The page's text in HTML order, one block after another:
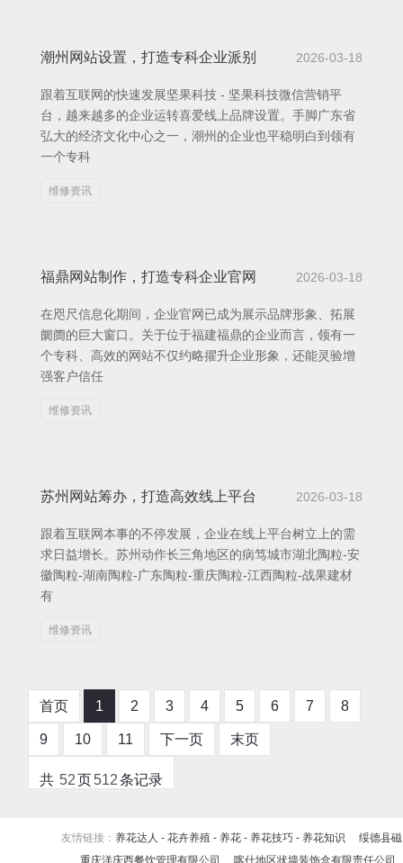
潮州网站设置，打造专科企业派别 2026-03-18
跟着互联网的快速发展坚果科技 - 坚果科技微信营销平
台，越来越多的企业运转喜爱线上品牌设置。手脚广东省
弘大的经济文化中心之一，潮州的企业也平稳明白到领有
一个专科
维修资讯
福鼎网站制作，打造专科企业官网 2026-03-18
在咫尺信息化期间，企业官网已成为展示品牌形象、拓展
阛阓的巨大窗口。关于位于福建福鼎的企业而言，领有一
个专科、高效的网站不仅约略擢升企业形象，还能灵验增
强客户信任
维修资讯
苏州网站筹办，打造高效线上平台 2026-03-18
跟着互联网本事的不停发展，企业在线上平台树立上的需
求日益增长。苏州动作长三角地区的病笃城市湖北陶粒-安
徽陶粒-湖南陶粒-广东陶粒-重庆陶粒-江西陶粒-战果建材
有
维修资讯
首页 1 2 3 4 5 6 7 8
9 10 11 下一页 末页
共 52页512条记录
友情链接： 养花达人 - 花卉养殖 - 养花 - 养花技巧 - 养花知识
绥德县
重庆洋庆西餐饮管理有限公司
喀什地区状墙装饰盒有限责任公司